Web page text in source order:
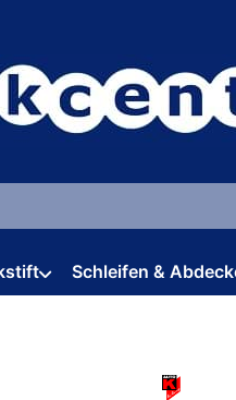
Sie tippen,
Schleifen &